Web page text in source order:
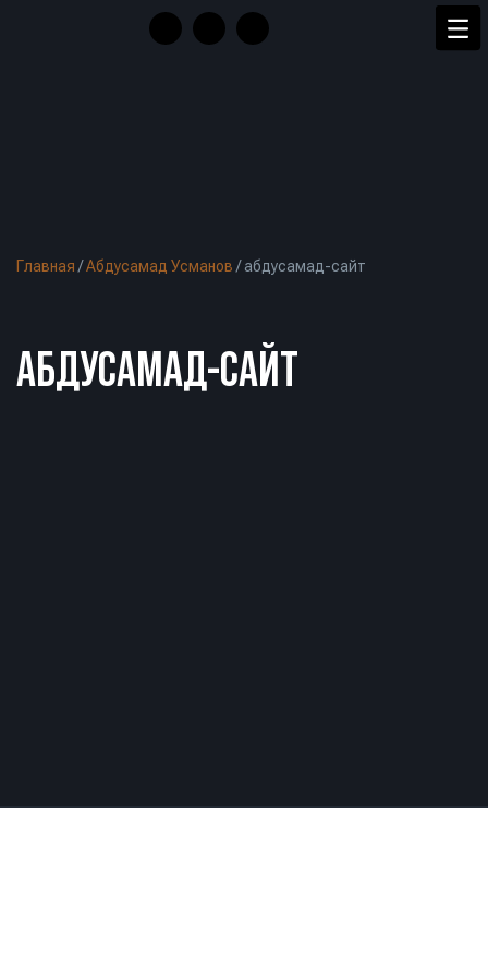
Главная /Абдусамад Усманов /абдусамад-сайт
АБДУСАМАД-САЙТ